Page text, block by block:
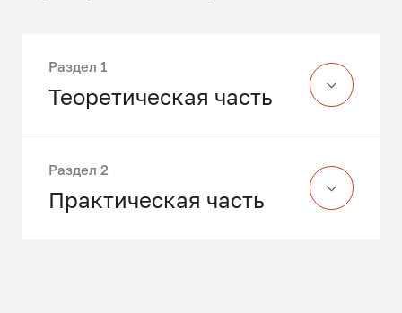
Раздел 1
Теоретическая часть
проведении экспертизы и её
применение
Раздел 2
Практическая часть